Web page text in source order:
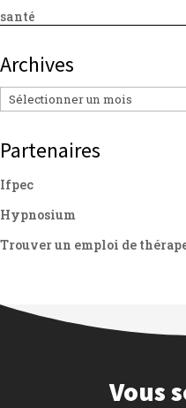
santé
Archives
Archives
Partenaires
Ifpec
Hypnosium
Trouver un emploi de
Vous